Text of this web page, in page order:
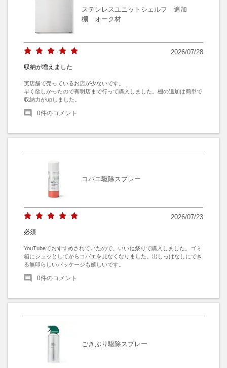
ステンレスユニットシェルフ 追加
棚 オーク材
2026/07/28
収納が増えました
実店舗で売っているお店が少ないです。
早く欲しかったので有明店まで行って購入しました。棚の追加は簡単で
収納力がupしました。
0件のコメント
コバエ駆除スプレー
2026/07/23
必須
YouTubeでおすすめされていたので、いいね祭りで購入しました。ゴミ
箱にシュッとしてからコバエを見なくなりました。出しっぱなしにでき
る無印らしいパッケージも嬉しいです。
0件のコメント
ごきぶり駆除スプレー